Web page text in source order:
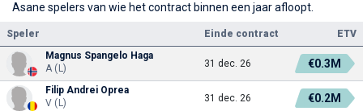
Asane spelers van wie het contract binnen een jaar afloopt.
Speler Einde contract
ETV
Magnus Spangelo Haga
A (L)
31 dec. 26 €0.3M
Filip Andrei Oprea
V (L)
31 dec. 26 €0.2M